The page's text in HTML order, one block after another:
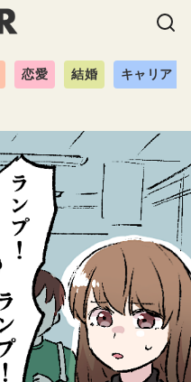
恋愛 結婚 キャリア